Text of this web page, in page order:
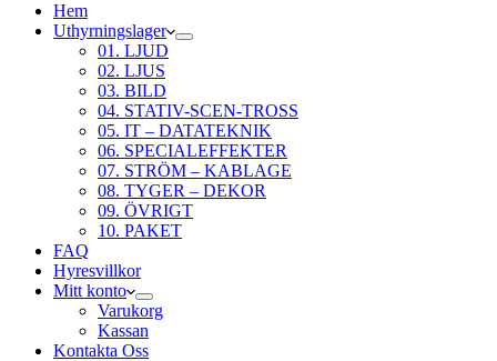
Hem
Uthyrningslager
01. LJUD
02. LJUS
03. BILD
04. STATIV-SCEN-TROSS
05. IT – DATATEKNIK
06. SPECIALEFFEKTER
07. STRÖM – KABLAGE
08. TYGER – DEKOR
09. ÖVRIGT
10. PAKET
FAQ
Hyresvillkor
Mitt konto
Varukorg
Kassan
Kontakta Oss